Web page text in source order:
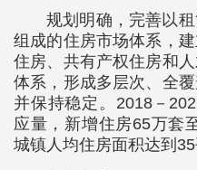
规划明确，完善以
组成的住房市场体系，
住房、共有产权住房和
体系，形成多层次、全
并保持稳定。2018－
应量，新增住房65万套
城镇人均住房面积达到35